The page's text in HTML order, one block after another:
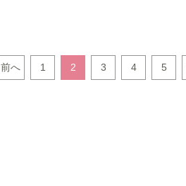
前へ 1 2 3 4 5